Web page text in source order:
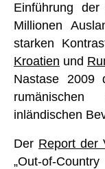
Einführung
Millionen
starken
Kroatien und
Nastase 2009
inländischen
Der Report der
„Out-of-